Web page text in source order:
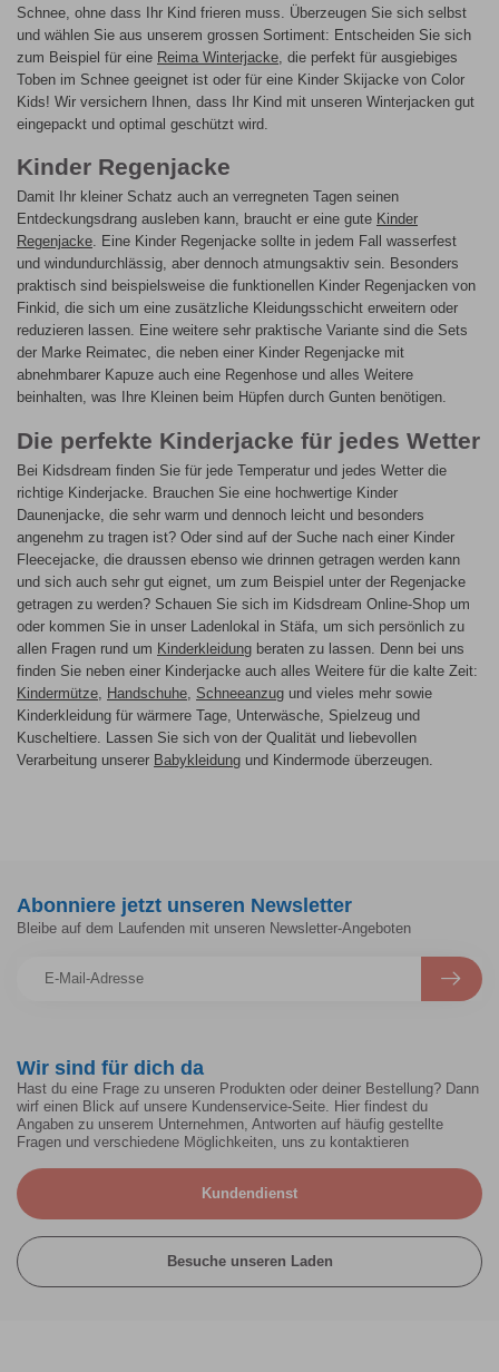
Schnee, ohne dass Ihr Kind frieren muss. Überzeugen Sie sich selbst
und wählen Sie aus unserem grossen Sortiment: Entscheiden Sie sich
zum Beispiel für eine Reima Winterjacke , die perfekt für ausgiebiges
Toben im Schnee geeignet ist oder für eine Kinder Skijacke von Color
Kids! Wir versichern Ihnen, dass Ihr Kind mit unseren Winterjacken gut
eingepackt und optimal geschützt wird.
Kinder Regenjacke
Damit Ihr kleiner Schatz auch an verregneten Tagen seinen
Entdeckungsdrang ausleben kann, braucht er eine gute Kinder
Regenjacke. Eine Kinder Regenjacke sollte in jedem Fall wasserfest
und windundurchlässig, aber dennoch atmungsaktiv sein. Besonders
praktisch sind beispielsweise die funktionellen Kinder Regenjacken von
Finkid, die sich um eine zusätzliche Kleidungsschicht erweitern oder
reduzieren lassen. Eine weitere sehr praktische Variante sind die Sets
der Marke Reimatec, die neben einer Kinder Regenjacke mit
abnehmbarer Kapuze auch eine Regenhose und alles Weitere
beinhalten, was Ihre Kleinen beim Hüpfen durch Gunten benötigen.
Die perfekte Kinderjacke für jedes Wetter
Bei Kidsdream finden Sie für jede Temperatur und jedes Wetter die
richtige Kinderjacke. Brauchen Sie eine hochwertige Kinder
Daunenjacke, die sehr warm und dennoch leicht und besonders
angenehm zu tragen ist? Oder sind auf der Suche nach einer Kinder
Fleecejacke, die draussen ebenso wie drinnen getragen werden kann
und sich auch sehr gut eignet, um zum Beispiel unter der Regenjacke
getragen zu werden? Schauen Sie sich im Kidsdream Online-Shop um
oder kommen Sie in unser Ladenlokal in Stäfa, um sich persönlich zu
allen Fragen rund um Kinderkleidung beraten zu lassen. Denn bei uns
finden Sie neben einer Kinderjacke auch alles Weitere für die kalte Zeit:
Kindermütze
Handschuhe Schneeanzug und vieles mehr sowie
Kinderkleidung für wärmere Tage, Unterwäsche, Spielzeug und
Kuscheltiere. Lassen Sie sich von der Qualität und liebevollen
Verarbeitung unserer Babykleidung und Kindermode überzeugen.
Wir sind für dich da
Hast du eine Frage zu unseren Produkten oder deiner Bestellung? Dann
wirf einen Blick auf unsere Kundenservice-Seite. Hier findest du
Angaben zu unserem Unternehmen, Antworten auf häufig gestellte
Fragen und verschiedene Möglichkeiten, uns zu kontaktieren
Kundendienst
Besuche unseren Laden
Abonniere jetzt unseren Newsletter
Bleibe auf dem Laufenden mit unseren Newsletter-Angeboten